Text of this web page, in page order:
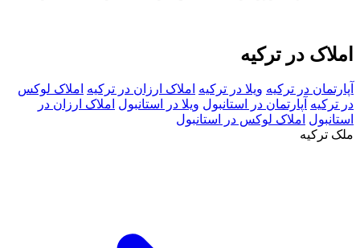
املاک در ترکیه
آپارتمان در ترکیه ویلا در ترکیه املاک ارزان در ترکیه املاک لوکس
در ترکیه آپارتمان در استانبول ویلا در استانبول املاک ارزان در
استانبول املاک لوکس در استانبول
ملک ترکیه